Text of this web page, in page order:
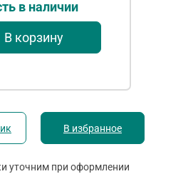
в наличии
В корзину
В избранное
уточним при оформлении